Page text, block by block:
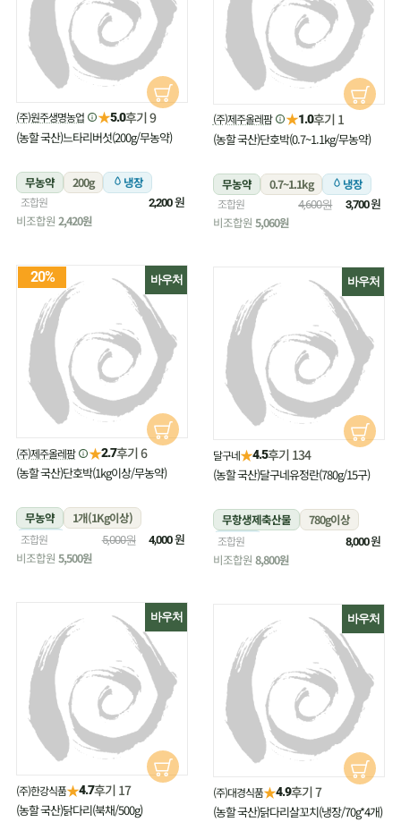
(주)원주생명농업 ★5.0후기 9
(농할 국산)느타리버섯(200g/무농약)
무농약 200g 냉장
조합원 2,200원
비조합원 2,420원
(주)제주올레팜 ★1.0후기 1
(농할 국산)단호박(0.7~1.1kg/무농약)
무농약 0.7~1.1kg 냉장
조합원 4,600원 3,700원
비조합원 5,060원
바우처
20%
(주)제주올레팜 ★2.7후기 6
(농할 국산)단호박(1kg이상/무농약)
무농약
1개(1Kg이상)
냉장
조합원 5,000원 4,000원
비조합원 5,500원
바우처
달구네★4.5후기 134
(농할 국산)달구네유정란(780g/15구)
무항생제축산물
780g이상
냉장
조합원 8,000원
비조합원 8,800원
바우처
(주)한강식품★4.7후기 17
(농할 국산)닭다리(북채/500g)
바우처
(주)대경식품★4.9후기 7
(농할 국산)닭다리살꼬치(냉장/70g*4개)